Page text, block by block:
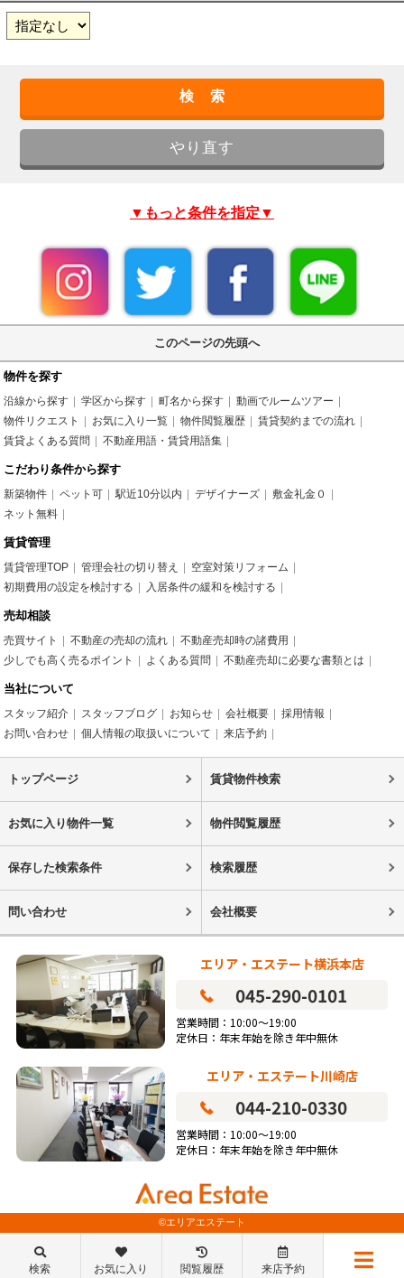
▼もっと条件を指定▼
このページの先頭へ
物件を探す
沿線から探す 学区から探す 町名から探す
動画でルームツアー
物件リクエスト
お気に入り一覧 物件閲覧履歴
賃貸契約までの流れ
賃貸よくある質問
不動産用語・賃貸用語集
こだわり条件から探す
新築物件 ペット可 駅近10分以内 デザイナーズ
敷金礼金０
ネット無料
賃貸管理
賃貸管理TOP 管理会社の切り替え
空室対策リフォーム
初期費用の設定を検討する
入居条件の緩和を検討する
売却相談
売買サイト 不動産の売却の流れ
不動産売却時の諸費用
少しでも高く売るポイント
よくある質問 不動産売却に必要な書類とは
当社について
スタッフ紹介 スタッフブログ お知らせ 会社概要
採用情報
お問い合わせ
個人情報の取扱いについて 来店予約
トップページ 賃貸物件検索
お気に入り物件一覧 物件閲覧履歴
保存した検索条件 検索履歴
問い合わせ 会社概要
エリア・エステート横浜本店
045-290-0101
営業時間：10:00～19:00
定休日：年末年始を除き年中無休
エリア・エステート川崎店
044-210-0330
営業時間：10:00～19:00
定休日：年末年始を除き年中無休
©エリアエステート
検索 お気に入り 閲覧履歴 来店予約